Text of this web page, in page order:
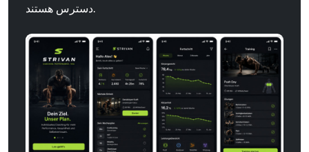
دسترس هستند.